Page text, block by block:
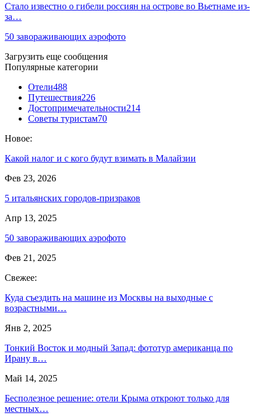
Стало известно о гибели россиян на острове во Вьетнаме из-
за…
50 завораживающих аэрофото
Загрузить еще сообщения
Популярные категории
Отели488
Путешествия226
Достопримечательности214
Советы туристам70
Новое:
Какой налог и с кого будут взимать в Малайзии
Фев 23, 2026
5 итальянских городов-призраков
Апр 13, 2025
50 завораживающих аэрофото
Фев 21, 2025
Свежее:
Куда съездить на машине из Москвы на выходные с
возрастными…
Янв 2, 2025
Тонкий Восток и модный Запад: фототур американца по
Ирану в…
Май 14, 2025
Бесполезное решение: отели Крыма откроют только для
местных…